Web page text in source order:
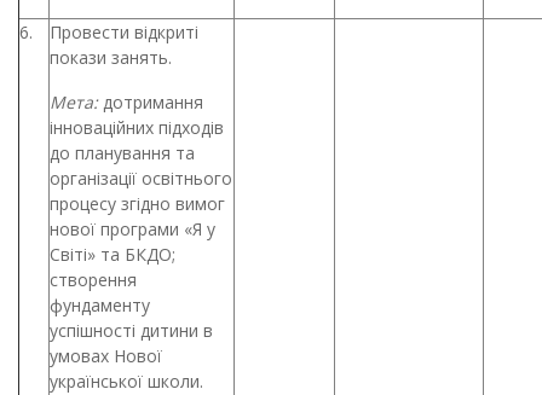
6.
Провести відкриті
покази занять.
Мета:дотримання
інноваційних підходів
до планування та
організації освітнього
процесу згідно вимог
нової програми «Я у
Світі» та БКДО;
створення
фундаменту
успішності дитини в
умовах Нової
української школи.